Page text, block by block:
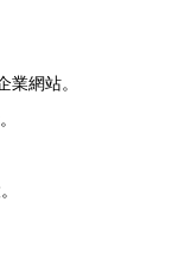
網站。